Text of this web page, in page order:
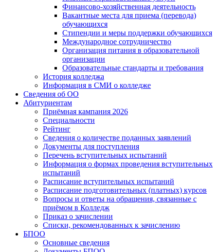
Финансово-хозяйственная деятельность
Вакантные места для приема (перевода)
обучающихся
Стипендии и меры поддержки обучающихся
Международное сотрудничество
Организация питания в образовательной
организации
Образовательные стандарты и требования
История колледжа
Информация в СМИ о колледже
Сведения об ОО
Абитуриентам
Приёмная кампания 2026
Специальности
Рейтинг
Сведения о количестве поданных заявлений
Документы для поступления
Перечень вступительных испытаний
Информация о формах проведения вступительных
испытаний
Расписание вступительных испытаний
Расписание подготовительных (платных) курсов
Вопросы и ответы на обращения, связанные с
приёмом в Колледж
Приказ о зачислении
Списки, рекомендованных к зачислению
БПОО
Основные сведения